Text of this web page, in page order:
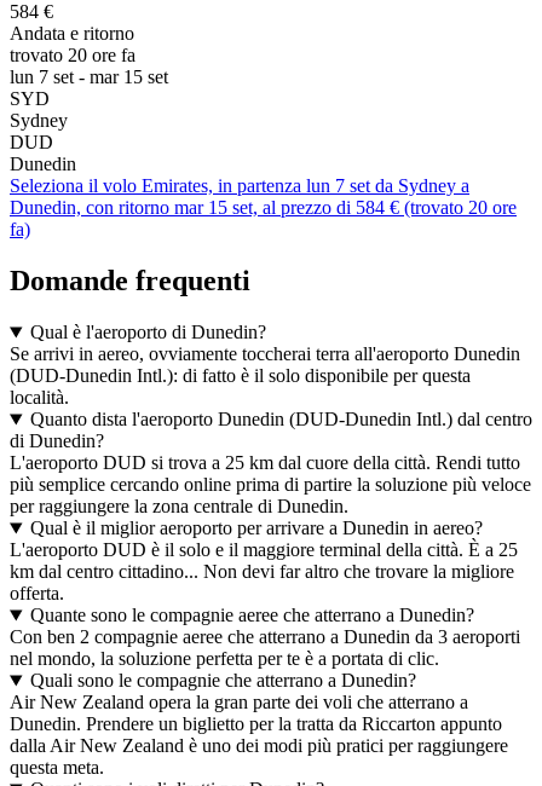
584 €
Andata e ritorno
trovato 20 ore fa
lun 7 set - mar 15 set
SYD
Sydney
DUD
Dunedin
Seleziona il volo Emirates, in partenza lun 7 set da Sydney a
Dunedin, con ritorno mar 15 set, al prezzo di 584 € (trovato 20 ore
fa)
Domande frequenti
Qual è l'aeroporto di Dunedin?
Se arrivi in aereo, ovviamente toccherai terra all'aeroporto Dunedin
(DUD-Dunedin Intl.): di fatto è il solo disponibile per questa
località.
Quanto dista l'aeroporto Dunedin (DUD-Dunedin Intl.) dal centro
di Dunedin?
L'aeroporto DUD si trova a 25 km dal cuore della città. Rendi tutto
più semplice cercando online prima di partire la soluzione più veloce
per raggiungere la zona centrale di Dunedin.
Qual è il miglior aeroporto per arrivare a Dunedin in aereo?
L'aeroporto DUD è il solo e il maggiore terminal della città. È a 25
km dal centro cittadino... Non devi far altro che trovare la migliore
offerta.
Quante sono le compagnie aeree che atterrano a Dunedin?
Con ben 2 compagnie aeree che atterrano a Dunedin da 3 aeroporti
nel mondo, la soluzione perfetta per te è a portata di clic.
Quali sono le compagnie che atterrano a Dunedin?
Air New Zealand opera la gran parte dei voli che atterrano a
Dunedin. Prendere un biglietto per la tratta da Riccarton appunto
dalla Air New Zealand è uno dei modi più pratici per raggiungere
questa meta.